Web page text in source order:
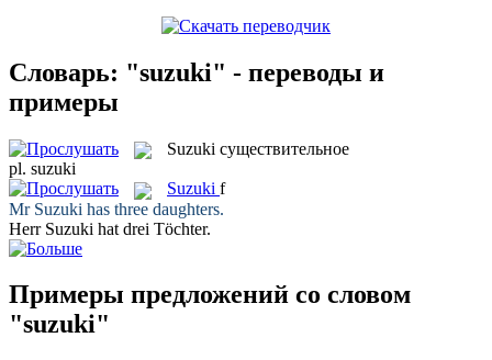
Словарь: "suzuki" - переводы и
примеры
Suzuki существительное
pl. suzuki
Suzuki f
Mr Suzuki has three daughters.
Herr Suzuki hat drei Töchter.
Примеры предложений со словом
"suzuki"